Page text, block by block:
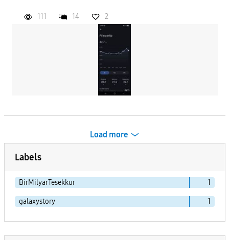
111 14 2
Load more
Labels
BirMilyarTesekkur 1
galaxystory 1